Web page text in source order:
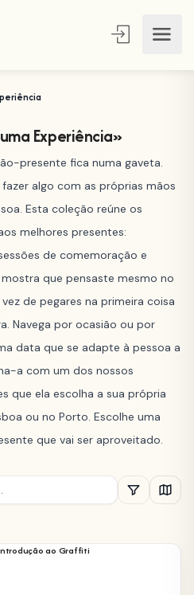
Experiência»
presente fica numa gaveta.
algo com as próprias mãos
Esta coleção reúne os
melhores presentes:
de comemoração e
que pensaste mesmo no
de pegares na primeira coisa
Navega por ocasião ou por
data que se adapte à pessoa a
a com um dos nossos
que ela escolha a sua própria
ou no Porto. Escolhe uma
que vai ser aproveitado.
ao Graffiti